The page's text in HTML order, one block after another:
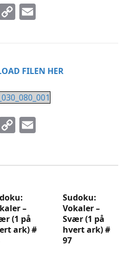
Copy
FILEN HER
Copy
–
(1 på
ark) #
Sudoku:
Vokaler –
Svær (1 på
hvert ark) #
97